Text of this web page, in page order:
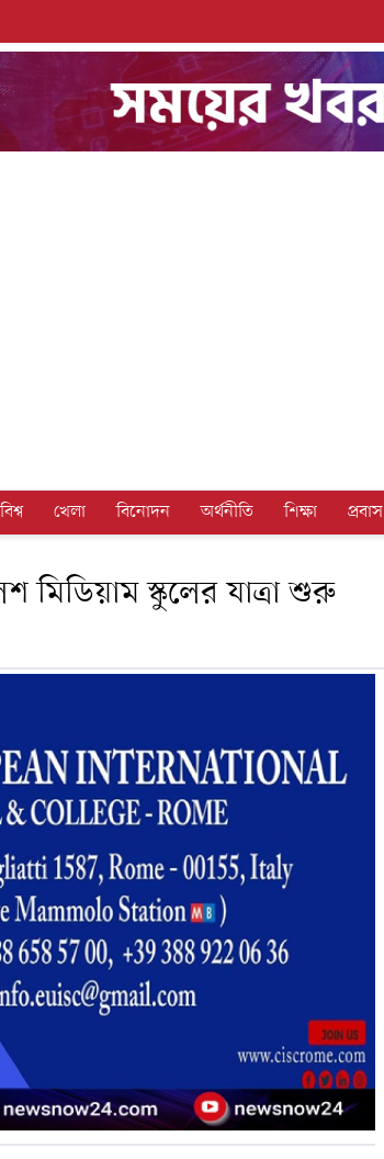
খেলা বিনোদন অর্থনীতি শিক্ষা প্রবাস
মিডিয়াম স্কুলের যাত্রা শুরু